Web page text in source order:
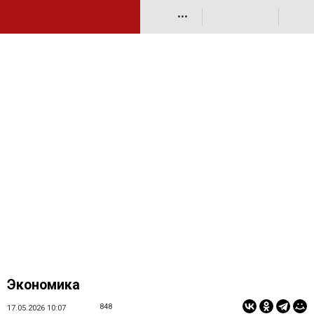
•••
Экономика
17.05.2026 10:07 848